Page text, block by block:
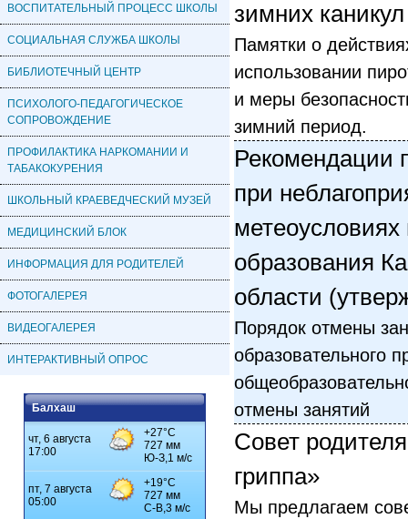
ВОСПИТАТЕЛЬНЫЙ ПРОЦЕСС ШКОЛЫ
СОЦИАЛЬНАЯ СЛУЖБА ШКОЛЫ
БИБЛИОТЕЧНЫЙ ЦЕНТР
ПСИХОЛОГО-ПЕДАГОГИЧЕСКОЕ
СОПРОВОЖДЕНИЕ
ПРОФИЛАКТИКА НАРКОМАНИИ И
ТАБАКОКУРЕНИЯ
ШКОЛЬНЫЙ КРАЕВЕДЧЕСКИЙ МУЗЕЙ
МЕДИЦИНСКИЙ БЛОК
ИНФОРМАЦИЯ ДЛЯ РОДИТЕЛЕЙ
ФОТОГАЛЕРЕЯ
ВИДЕОГАЛЕРЕЯ
ИНТЕРАКТИВНЫЙ ОПРОС
Балхаш
зимних каникул
Памятки о
использовании
и меры
зимний период.
Рекомендации
при
метеоусловиях
образования
области
Порядок отмены
образовательного
отмены занятий
Совет
гриппа»
Мы предлагаем